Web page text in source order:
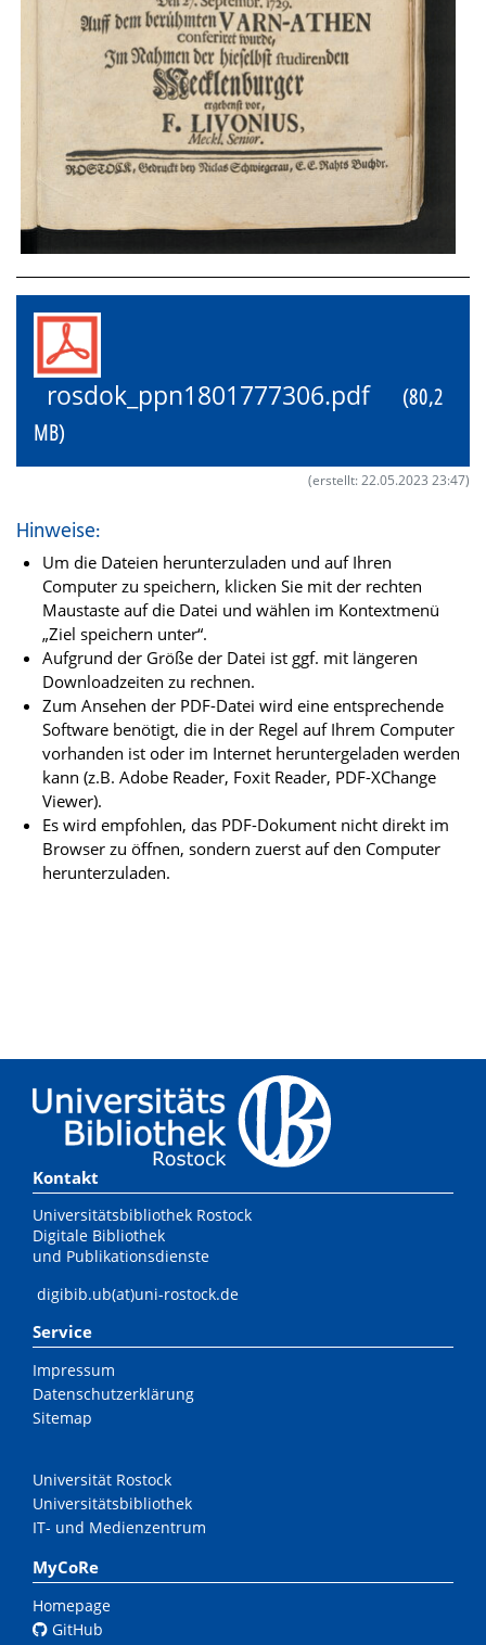
rosdok_ppn1801777306.pdf
(80,2
MB)
(erstellt: 22.05.2023 23:47)
Hinweise:
Um die Dateien herunterzuladen und auf Ihren
Computer zu speichern, klicken Sie mit der rechten
Maustaste auf die Datei und wählen im Kontextmenü
„Ziel speichern unter“.
Aufgrund der Größe der Datei ist ggf. mit längeren
Downloadzeiten zu rechnen.
Zum Ansehen der PDF-Datei wird eine entsprechende
Software benötigt, die in der Regel auf Ihrem Computer
vorhanden ist oder im Internet heruntergeladen werden
kann (z.B. Adobe Reader, Foxit Reader, PDF-XChange
Viewer).
Es wird empfohlen, das PDF-Dokument nicht direkt im
Browser zu öffnen, sondern zuerst auf den Computer
herunterzuladen.
Kontakt
Universitätsbibliothek Rostock
Digitale Bibliothek
und Publikationsdienste
digibib.ub(at)uni-rostock.de
Service
Impressum
Datenschutzerklärung
Sitemap
Universität Rostock
Universitätsbibliothek
IT- und Medienzentrum
MyCoRe
Homepage
GitHub